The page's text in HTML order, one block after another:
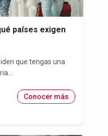
países exigen
que tengas una
Conocer más